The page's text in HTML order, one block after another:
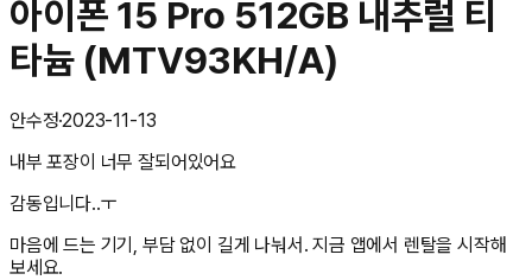
아이폰 15 Pro 512GB 내추럴 티
타늄 (MTV93KH/A)
안수정·2023-11-13
내부 포장이 너무 잘되어있어요
감동입니다..ㅜ
마음에 드는 기기, 부담 없이 길게 나눠서. 지금 앱에서 렌탈을 시작해
보세요.